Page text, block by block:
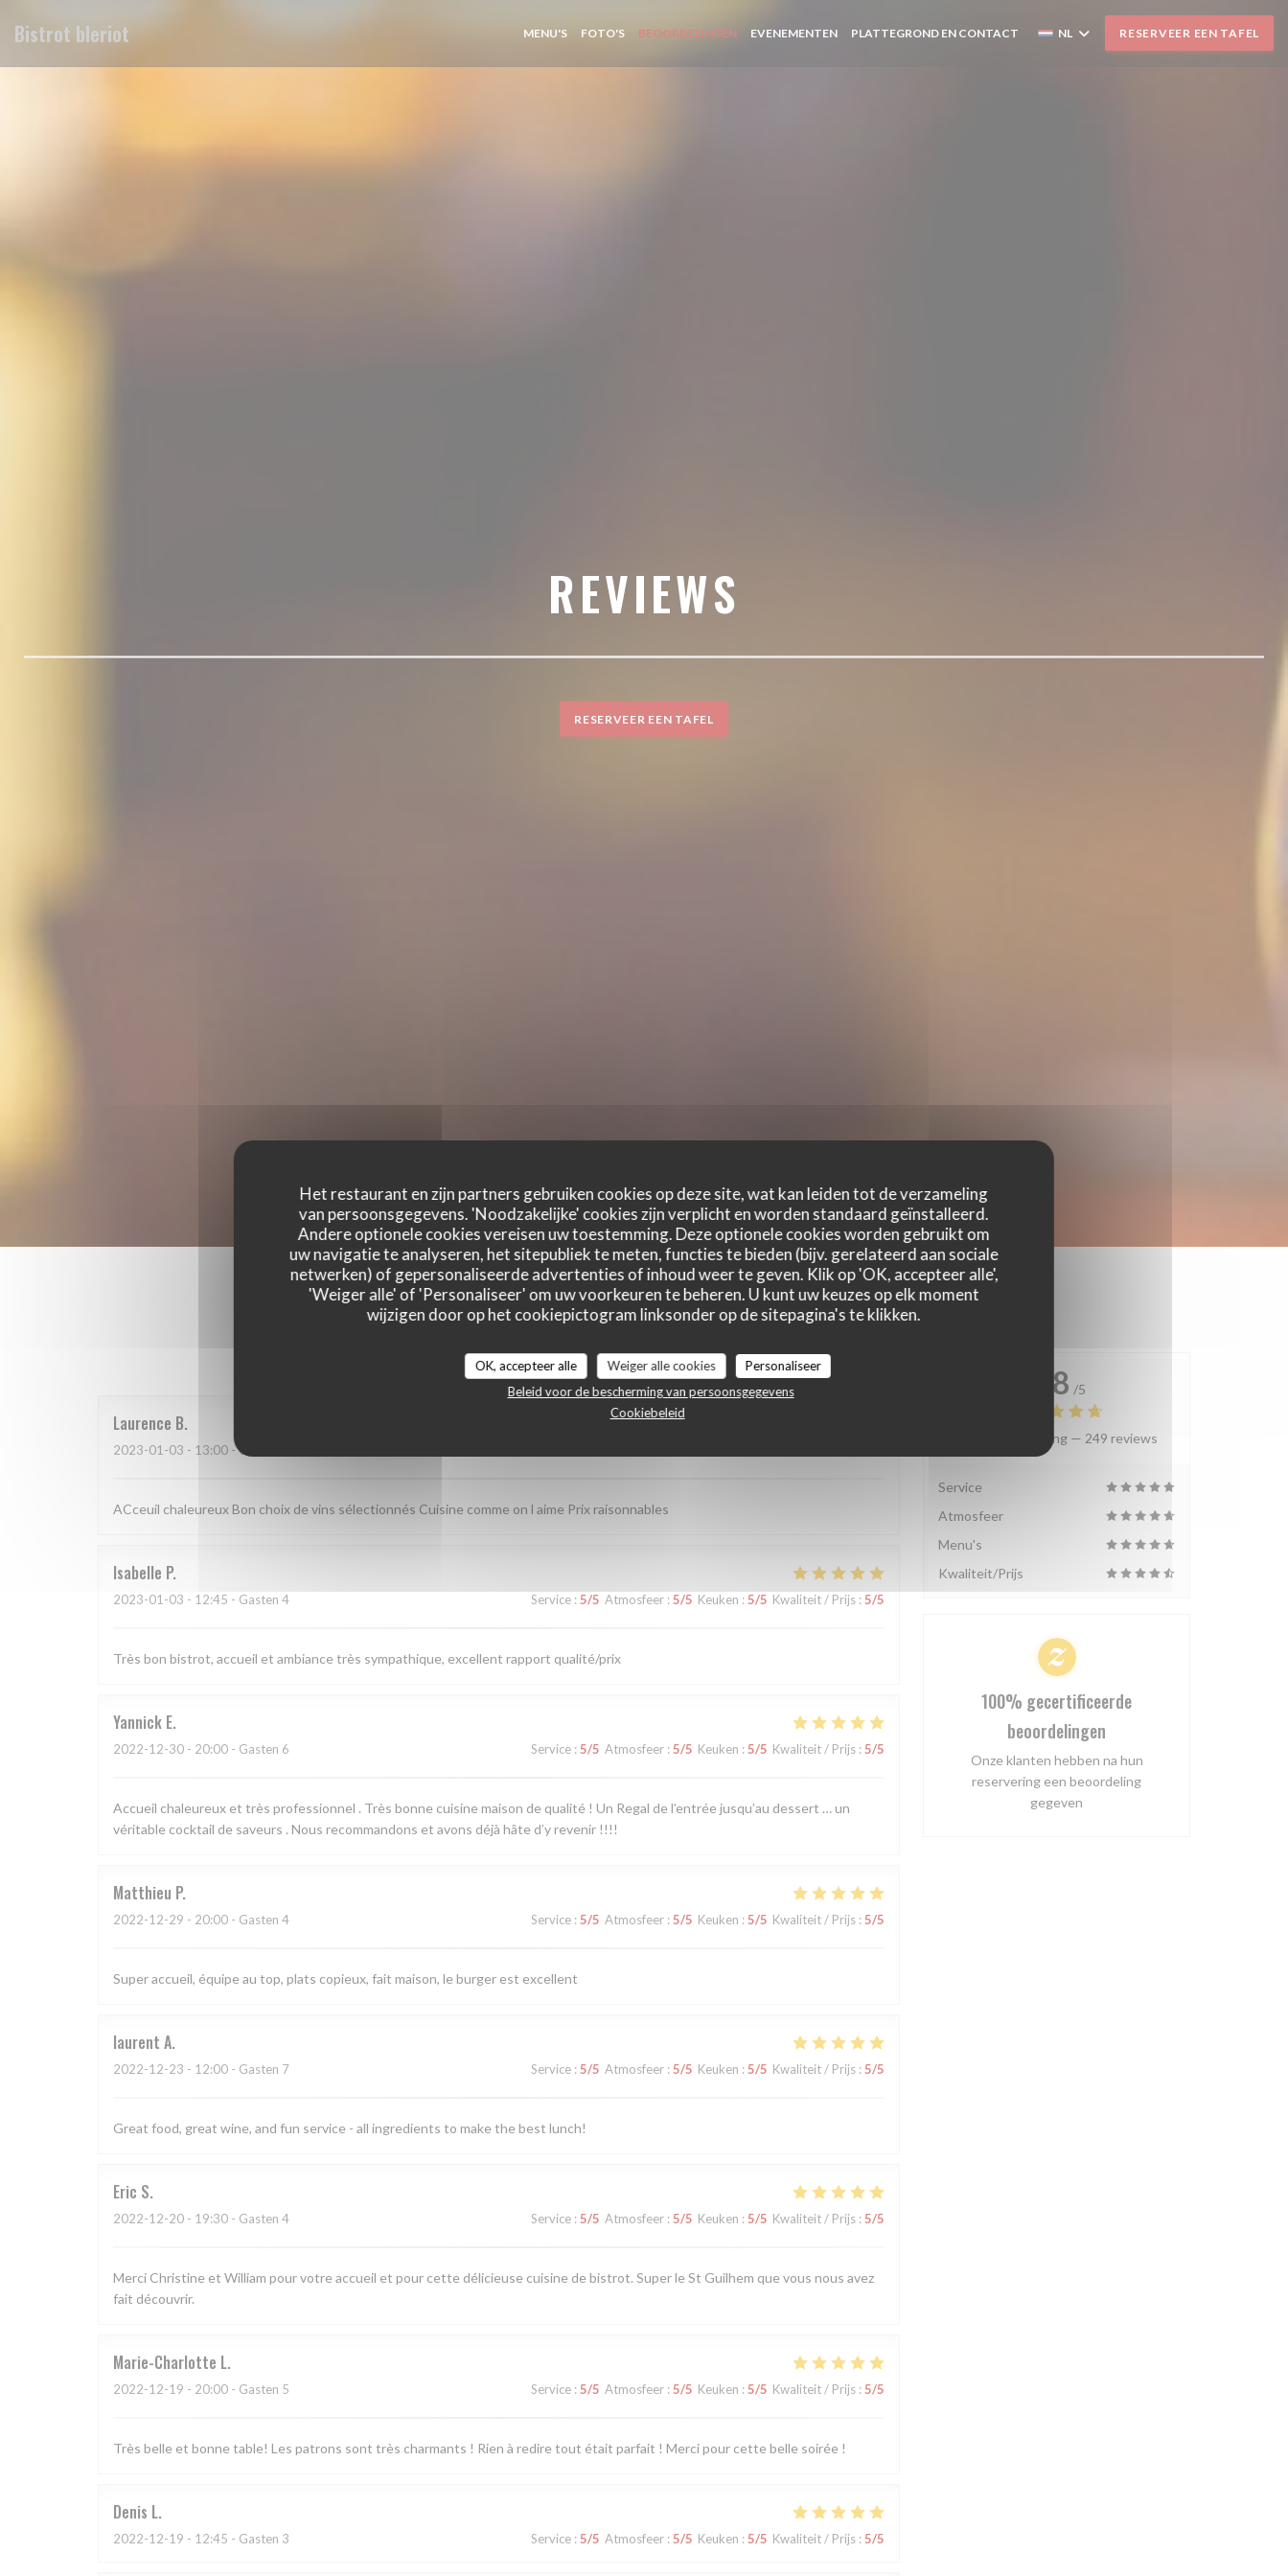
Het restaurant en zijn partners gebruiken cookies op deze site, wat kan leiden tot de verzameling
van persoonsgegevens. 'Noodzakelijke' cookies zijn verplicht en worden standaard geïnstalleerd.
Andere optionele cookies vereisen uw toestemming. Deze optionele cookies worden gebruikt om
uw navigatie te analyseren, het sitepubliek te meten, functies te bieden (bijv. gerelateerd aan sociale
netwerken) of gepersonaliseerde advertenties of inhoud weer te geven. Klik op 'OK, accepteer alle',
'Weiger alle' of 'Personaliseer' om uw voorkeuren te beheren. U kunt uw keuzes op elk moment
wijzigen door op het cookiepictogram linksonder op de sitepagina's te klikken.
OK, accepteer alle Weiger alle cookies
Personaliseer
Beleid voor de bescherming van persoonsgegevens
Cookiebeleid
Bistrot bleriot MENU'S FOTO'S BEOORDELINGEN EVENEMENTEN PLATTEGROND EN CONTACT NL RESERVEER EEN TAFEL
REVIEWS
RESERVEER EEN TAFEL
Onze gastbeoordelingen
Laurence B
2023-01-03 - 13:00 - Gasten 2
ACceuil chaleureux Bon choix de vins sélectionnés Cuisine comme on l aime Prix raisonnables
Isabelle P
2023-01-03 - 12:45 - Gasten 4 Service : 5/5 Atmosfeer : 5/5 Keuken : 5/5 Kwaliteit / Prijs : 5/5
Très bon bistrot, accueil et ambiance très sympathique, excellent rapport qualité/prix
Yannick E
2022-12-30 - 20:00 - Gasten 6 Service : 5/5 Atmosfeer : 5/5 Keuken : 5/5 Kwaliteit / Prijs : 5/5
Accueil chaleureux et très professionnel . Très bonne cuisine maison de qualité ! Un Regal de l’entrée jusqu’au dessert … un
véritable cocktail de saveurs . Nous recommandons et avons déjà hâte d’y revenir !!!!
Matthieu P
2022-12-29 - 20:00 - Gasten 4 Service : 5/5 Atmosfeer : 5/5 Keuken : 5/5 Kwaliteit / Prijs : 5/5
Super accueil, équipe au top, plats copieux, fait maison, le burger est excellent
laurent A
2022-12-23 - 12:00 - Gasten 7 Service : 5/5 Atmosfeer : 5/5 Keuken : 5/5 Kwaliteit / Prijs : 5/5
Great food, great wine, and fun service - all ingredients to make the best lunch!
Eric S
2022-12-20 - 19:30 - Gasten 4 Service : 5/5 Atmosfeer : 5/5 Keuken : 5/5 Kwaliteit / Prijs : 5/5
Merci Christine et William pour votre accueil et pour cette délicieuse cuisine de bistrot. Super le St Guilhem que vous nous avez
fait découvrir.
Marie-Charlotte L
2022-12-19 - 20:00 - Gasten 5 Service : 5/5 Atmosfeer : 5/5 Keuken : 5/5 Kwaliteit / Prijs : 5/5
Très belle et bonne table! Les patrons sont très charmants ! Rien à redire tout était parfait ! Merci pour cette belle soirée !
Denis L
2022-12-19 - 12:45 - Gasten 3 Service : 5/5 Atmosfeer : 5/5 Keuken : 5/5 Kwaliteit / Prijs : 5/5
4.8 /5
Gemiddelde rating — 249 reviews
Service
Atmosfeer
Menu's
Kwaliteit/Prijs
100% gecertificeerde
beoordelingen
Onze klanten hebben na hun
reservering een beoordeling
gegeven